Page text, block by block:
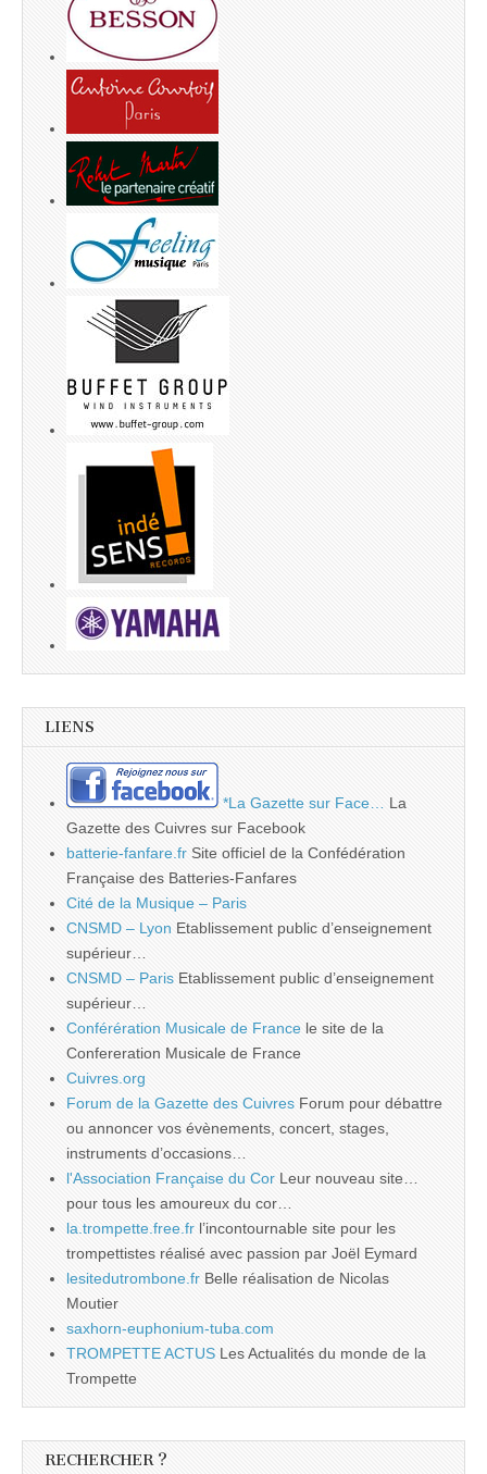
LIENS
*La Gazette sur Face… La
Gazette des Cuivres sur Facebook
batterie-fanfare.fr Site officiel de la Confédération
Française des Batteries-Fanfares
Cité de la Musique – Paris
CNSMD – Lyon Etablissement public d’enseignement
supérieur…
CNSMD – Paris Etablissement public d’enseignement
supérieur…
Conférération Musicale de France le site de la
Confereration Musicale de France
Cuivres.org
Forum de la Gazette des Cuivres Forum pour débattre
ou annoncer vos évènements, concert, stages,
instruments d’occasions…
l'Association Française du Cor Leur nouveau site…
pour tous les amoureux du cor…
la.trompette.free.fr l’incontournable site pour les
trompettistes réalisé avec passion par Joël Eymard
lesitedutrombone.fr Belle réalisation de Nicolas
Moutier
saxhorn-euphonium-tuba.com
TROMPETTE ACTUS Les Actualités du monde de la
Trompette
RECHERCHER ?